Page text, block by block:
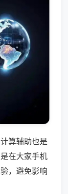
算辅助也是
在大家手机
，避免影响